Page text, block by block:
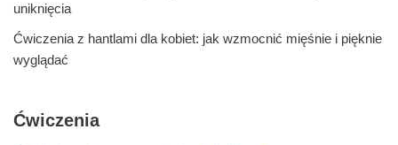
uniknięcia
Ćwiczenia z hantlami dla kobiet: jak wzmocnić mięśnie i pięknie
wyglądać
Ćwiczenia